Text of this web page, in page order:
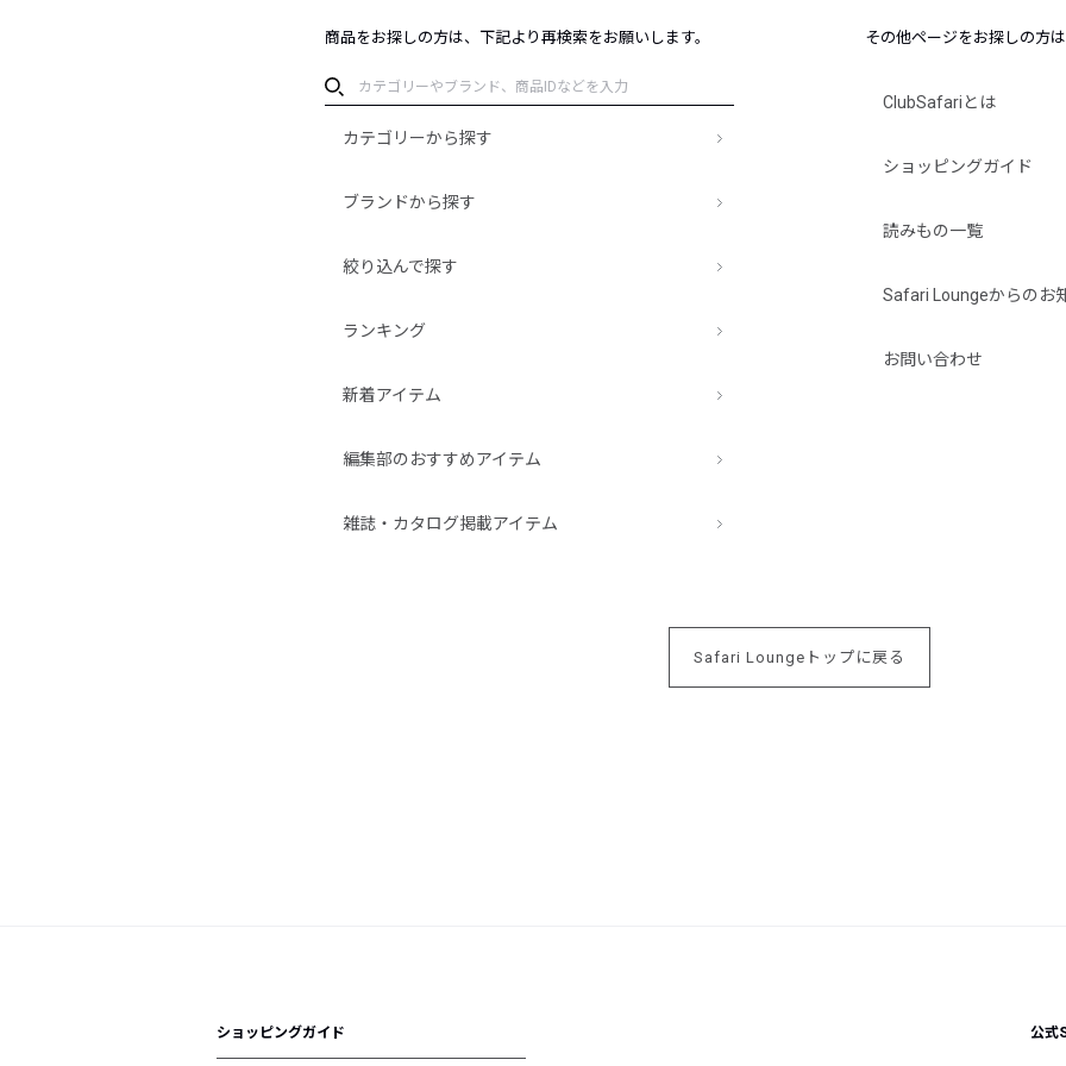
商品をお探しの方は、下記より再検索をお願いします。
カテゴリーから探す
ブランドから探す
絞り込んで探す
ランキング
新着アイテム
編集部のおすすめアイテム
雑誌・カタログ掲載アイテム
その他ページをお探しの方は
ClubSafariとは
ショッピングガイド
読みもの一覧
Safari Loungeからのお
お問い合わせ
Safari Loungeトップに戻る
ショッピングガイド 公式